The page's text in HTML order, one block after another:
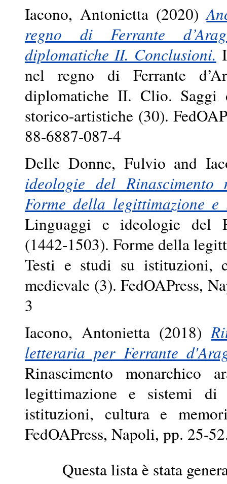
Iacono, Antonietta (2020)
regno di Ferrante
diplomatiche II. Conclusioni.
nel regno di Ferrante
diplomatiche II. Clio. Saggi
storico-artistiche (30).
88-6887-087-4
Delle Donne, Fulvio and
ideologie del Rinascimento
Forme della legittimazione
Linguaggi e ideologie del
(1442-1503). Forme della
Testi e studi su istituzioni,
medievale (3). FedOAPress,
3
Iacono, Antonietta (2018)
letteraria per Ferrante
Rinascimento monarchico
legittimazione e sistemi
istituzioni, cultura e
FedOAPress, Napoli, pp. 25-
Questa lista è stata